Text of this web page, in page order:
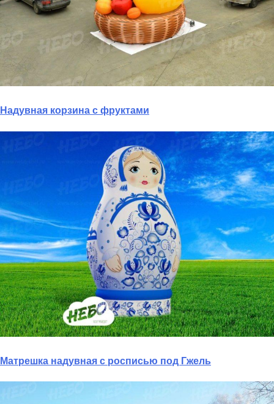
Надувная корзина с фруктами
Матрешка надувная с росписью под Гжель